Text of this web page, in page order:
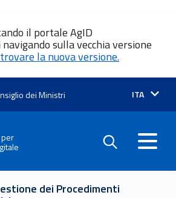
il portale AgID
sulla vecchia versione
la nuova versione.
dei Ministri Lingua
ITA
dei Procedimenti